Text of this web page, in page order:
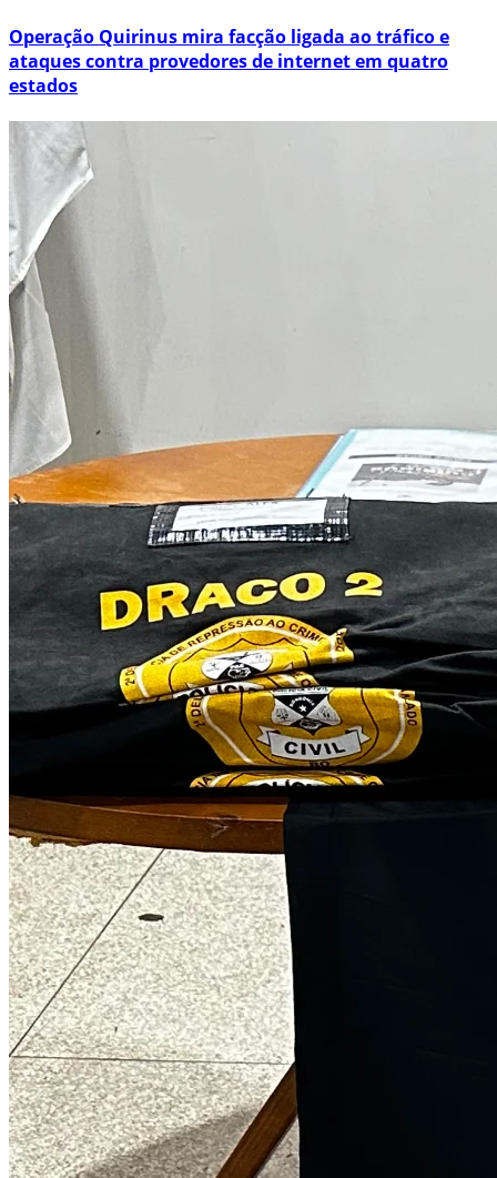
Operação Quirinus mira facção ligada ao tráfico e
ataques contra provedores de internet em quatro
estados